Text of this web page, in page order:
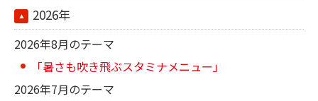
2026年
2026年8月のテーマ
「暑さも吹き飛ぶスタミナメニュー」
2026年7月のテーマ